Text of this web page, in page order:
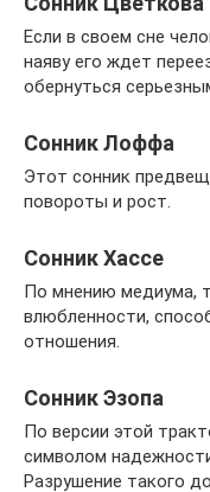
Если в своем сне
наяву его ждет
обернуться
Сонник Лоффа
Этот сонник
повороты и рост.
Сонник Хассе
По мнению медиума,
влюбленности,
отношения.
Сонник Эзопа
По версии этой
символом
Разрушение такого